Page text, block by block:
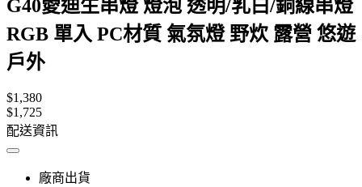
G40愛迪生串燈 燈泡 透明/乳白/銅線串燈
RGB 單入 PC材質 氣氛燈 野炊 露營 悠遊
戶外
$1,380
$1,725
配送資訊
廠商出貨